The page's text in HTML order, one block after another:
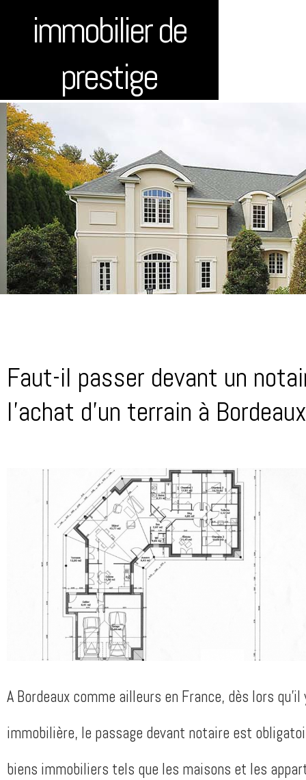
immobilier de
prestige
Faut-il passer devant un
l’achat d’un terrain à
A Bordeaux comme ailleurs en France, dès lors
immobilière, le passage devant notaire est
biens immobiliers tels que les maisons et les